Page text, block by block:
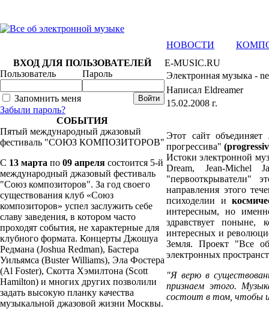
НОВОСТИ
ВХОД ДЛЯ ПОЛЬЗОВАТЕЛЕЙ
Пользователь
Пароль
Запомнить меня
Забыли пароль?
СОБЫТИЯ
Пятый международный джазовый
фестиваль "СОЮЗ КОМПОЗИТОРОВ"
C 13 марта по 09 апреля состоится 5-й
международный джазовый фестиваль
"Союз композиторов". За год своего
существования клуб «Союз
композиторов» успел заслужить себе
славу заведения, в котором часто
проходят события, не характерные для
клубного формата. Концерты Джошуа
Редмана (Joshua Redman), Бастера
Уильямса (Buster Williams), Эла Фостера
(Al Foster), Скотта Хэмилтона (Scott
Hamilton) и многих других позволили
задать высокую планку качества
музыкальной джазовой жизни Москвы.
E-MUSIC.RU
Электронная музыка -
Написал Eldreamer
15.02.2008 г.
Этот сайт
прогрессива"
Истоки электронной
Dream, Jean-Michel
"первооткрыватели"
направления этого
психоделии и
интересным, но
здравствует поныне,
интересных и
Земля. Проект "Все
электронных
"Я верю в
признаем этого.
состоит в том, чтобы